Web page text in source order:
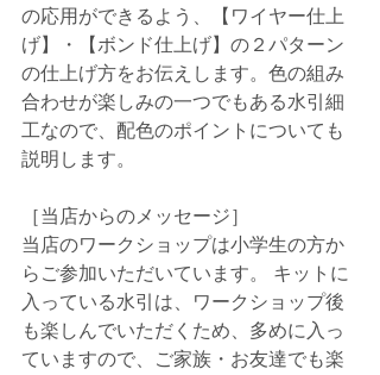
の応用ができるよう、【ワイヤー仕上
げ】・【ボンド仕上げ】の２パターン
の仕上げ方をお伝えします。色の組み
合わせが楽しみの一つでもある水引細
工なので、配色のポイントについても
説明します。
［当店からのメッセージ］
当店のワークショップは小学生の方か
らご参加いただいています。 キットに
入っている水引は、ワークショップ後
も楽しんでいただくため、多めに入っ
ていますので、ご家族・お友達でも楽